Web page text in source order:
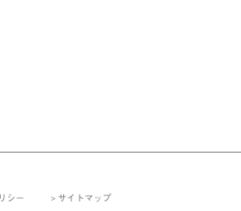
シー サイトマップ